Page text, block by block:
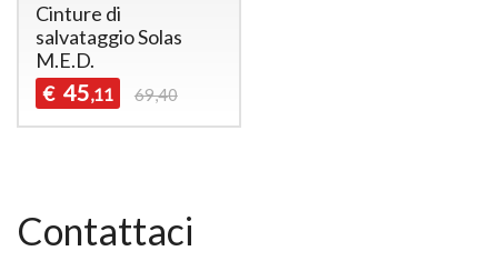
Cinture di
salvataggio Solas
M.E.D.
€ 45,11 69,40
Contattaci